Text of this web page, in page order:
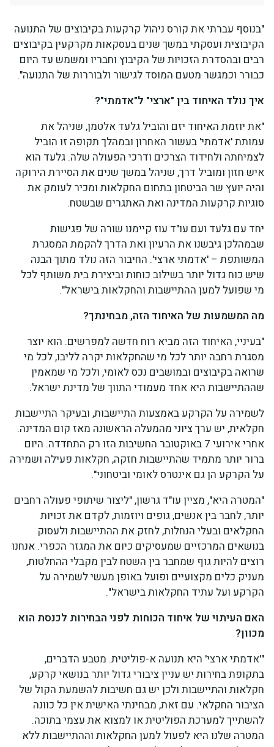
"בנוסף עברתי את קורס ניהול קרקעות בקיבוצים של התנועה
הקיבוצית ועסקתי במשך שנים בעסקאות מקרקעין בקיבוצים
רבים ובהסדרת הזכויות של הקיבוץ וחבריו ומשמש עד היום
כבורר וכמגשר מטעם המוסד לגישור ולבוררות של התנועה".
איך נולד האיחוד בין "ארצי" ל"אדמתי"?
"את יוזמת האיחוד יזם והוביל גלעד אלטמן, שניהל את
עמותת 'אדמתי' בעשור האחרון ובמהלך תקופה זו הוביל
לצמיחתה ולחידוד הצרכים ודרכי הפעולה שלה. גלעד הוא
איש חזון ומוביל דרך, שניהל במשך שנים את הסיירת הירוקה
והיה יועץ שר הביטחון בתחום החקלאות ומכיר לעומק את
סוגיות קרקעות המדינה ואת האתגרים שבשטח.
יחד עם גלעד ועם עו"ד עוז קיימנו שורה של פגישות
שבמהלכן גיבשנו את הרעיון ואת הדרך להקמת המסגרת
המשותפת – 'אדמתי ארצי'. החיבור הזה נולד מתוך הבנה
שיש כוח גדול יותר בשילוב כוחות וביצירת בית משותף לכל
מי שפועל למען ההתיישבות והחקלאות בישראל".
מה המשמעות של האיחוד הזה, מבחינתך?
"בעיניי, האיחוד הזה מביא רוח חדשה למפרשים. הוא יוצר
מסגרת רחבה יותר לכל מי שהחקלאות יקרה לליבו, לכל מי
שרואה בקיבוצים ובמושבים נכס לאומי, ולכל מי שמאמין
שההתיישבות היא אחד מעמודי התווך של מדינת ישראל.
לשמירה על הקרקע באמצעות התיישבות, ובעיקר התיישבות
חקלאית, יש ערך ציוני מהמעלה הראשונה מאז קום המדינה.
אחרי אירועי 7 באוקטובר החשיבות הזו רק התחדדה. היום
ברור יותר מתמיד שהתיישבות חזקה, חקלאות פעילה ושמירה
על הקרקע הן גם אינטרס לאומי וביטחוני".
"המטרה היא", מציין עו"ד גרשון, "ליצור שיתופי פעולה רחבים
יותר, לחבר בין אנשים, גופים ויוזמות, לקדם את זכויות
החקלאים ובעלי הנחלות, לחזק את ההתיישבות ולעסוק
בנושאים המרכזיים שמעסיקים כיום את המגזר הכפרי. אנחנו
רוצים להיות גוף שמחבר בין השטח לבין מקבלי ההחלטות,
מעניק כלים מקצועיים ופועל באופן מעשי לשמירה על
הקרקע ועל עתיד החקלאות בישראל".
האם העיתוי של איחוד הכוחות לפני הבחירות לכנסת הוא
מכוון?
"'אדמתי ארצי' היא תנועה א-פוליטית. מטבע הדברים,
בתקופת בחירות יש עניין ציבורי גדול יותר בנושאי קרקע,
חקלאות והתיישבות ולכן יש גם חשיבות להשמעת הקול של
הציבור החקלאי. עם זאת, מבחינתי האישית אין כל כוונה
להשתייך למערכת הפוליטית או למצוא את עצמי בתוכה.
המטרה שלנו היא לפעול למען החקלאות וההתיישבות ללא